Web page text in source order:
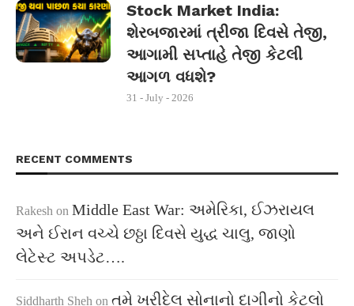
Stock Market India:
શેરબજારમાં ત્રીજા દિવસે તેજી,
આગામી સપ્તાહે તેજી કેટલી
આગળ વધશે?
31 - July - 2026
RECENT COMMENTS
Rakesh on Middle East War: અમેરિકા, ઈઝરાયલ
અને ઈરાન વચ્ચે છઠ્ઠા દિવસે યુદ્ધ ચાલુ, જાણો
લેટેસ્ટ અપડેટ….
Siddharth Sheh on તમે ખરીદેલ સોનાનો દાગીનો કેટલો